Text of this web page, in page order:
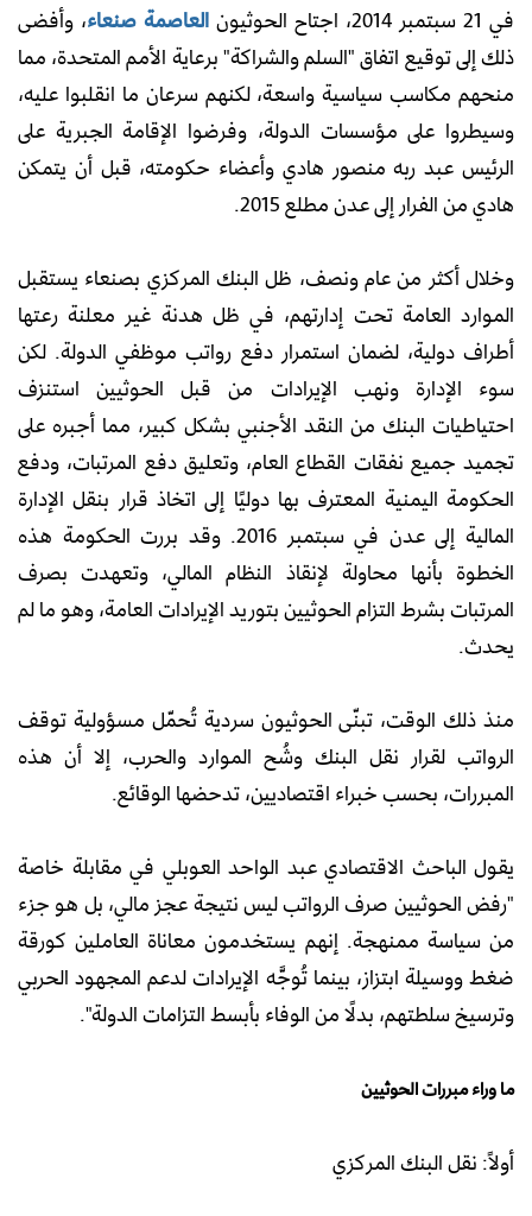
في 21 سبتمبر 2014، اجتاح الحوثيون العاصمة صنعاء، وأفضى
ذلك إلى توقيع اتفاق "السلم والشراكة" برعاية الأمم المتحدة، مما
منحهم مكاسب سياسية واسعة، لكنهم سرعان ما انقلبوا عليه،
وسيطروا على مؤسسات الدولة، وفرضوا الإقامة الجبرية على
الرئيس عبد ربه منصور هادي وأعضاء حكومته، قبل أن يتمكن
هادي من الفرار إلى عدن مطلع 2015.
وخلال أكثر من عام ونصف، ظل البنك المركزي بصنعاء يستقبل
الموارد العامة تحت إدارتهم، في ظل هدنة غير معلنة رعتها
أطراف دولية، لضمان استمرار دفع رواتب موظفي الدولة. لكن
سوء الإدارة ونهب الإيرادات من قبل الحوثيين استنزف
احتياطيات البنك من النقد الأجنبي بشكل كبير، مما أجبره على
تجميد جميع نفقات القطاع العام، وتعليق دفع المرتبات، ودفع
الحكومة اليمنية المعترف بها دوليًا إلى اتخاذ قرار بنقل الإدارة
المالية إلى عدن في سبتمبر 2016. وقد بررت الحكومة هذه
الخطوة بأنها محاولة لإنقاذ النظام المالي، وتعهدت بصرف
المرتبات بشرط التزام الحوثيين بتوريد الإيرادات العامة، وهو ما لم
يحدث.
منذ ذلك الوقت، تبنّى الحوثيون سردية تُحمّل مسؤولية توقف
الرواتب لقرار نقل البنك وشُح الموارد والحرب، إلا أن هذه
المبررات، بحسب خبراء اقتصاديين، تدحضها الوقائع.
يقول الباحث الاقتصادي عبد الواحد العوبلي في مقابلة خاصة
"رفض الحوثيين صرف الرواتب ليس نتيجة عجز مالي، بل هو جزء
من سياسة ممنهجة. إنهم يستخدمون معاناة العاملين كورقة
ضغط ووسيلة ابتزاز، بينما تُوجَّه الإيرادات لدعم المجهود الحربي
وترسيخ سلطتهم، بدلًا من الوفاء بأبسط التزامات الدولة".
ما وراء مبررات الحوثيين
أولاً: نقل البنك المركزي